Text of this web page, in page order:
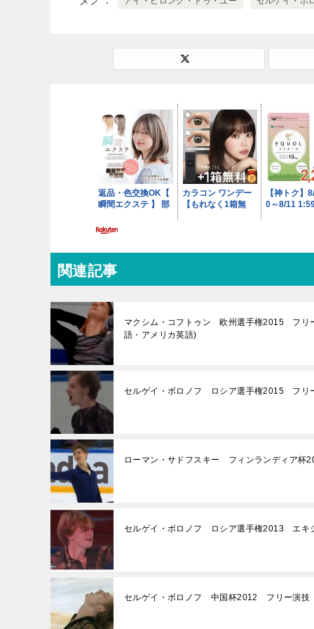
関連記事
マクシム・コフトゥン 欧州選手権2015 フリ
語・アメリカ英語)
セルゲイ・ボロノフ ロシア選手権2015 フリ
ローマン・サドフスキー フィンランディア
セルゲイ・ボロノフ ロシア選手権2013 エキ
セルゲイ・ボロノフ 中国杯2012 フリー演技